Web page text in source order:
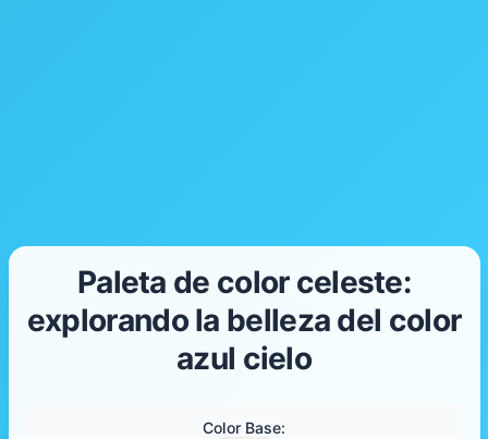
Paleta de color celeste:
explorando la belleza del color
azul cielo
Color Base: